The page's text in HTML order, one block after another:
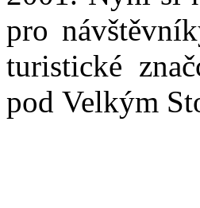
pro
turistické
pod Velkým